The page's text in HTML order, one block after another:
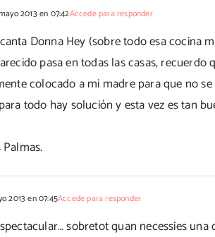
2013 en 07:42Accede para responder
Donna Hey (sobre todo esa cocina
pasa en todas las casas, recuerdo
colocado a mi madre para que no
todo hay solución y esta vez es tan
2013 en 07:45Accede para responder
sobretot quan necessies